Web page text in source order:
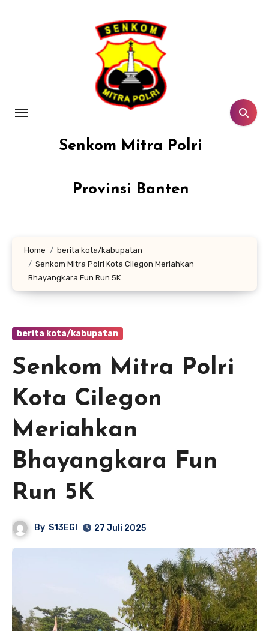
Senkom Mitra Polri
Provinsi Banten
Home
berita kota/kabupatan
Senkom Mitra Polri Kota Cilegon Meriahkan
Bhayangkara Fun Run 5K
berita kota/kabupatan
Senkom Mitra Polri
Kota Cilegon
Meriahkan
Bhayangkara Fun
Run 5K
By S13EGI 27 Juli 2025